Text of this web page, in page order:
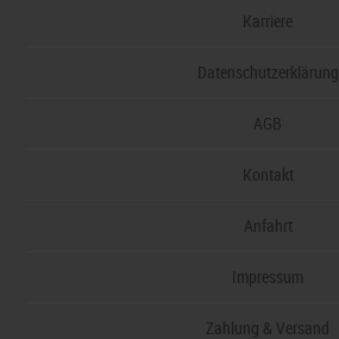
Karriere
Datenschutzerklärung
AGB
Kontakt
Anfahrt
Impressum
Zahlung & Versand